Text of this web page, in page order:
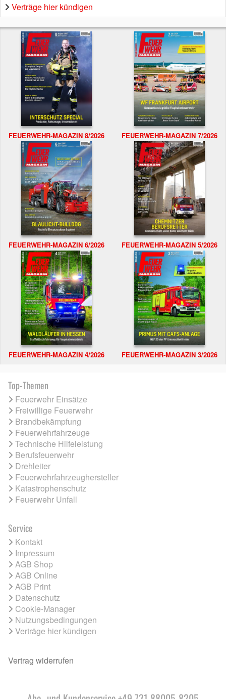
Verträge hier kündigen
FEUERWEHR-MAGAZIN 8/2026 FEUERWEHR-MAGAZIN 7/2026
FEUERWEHR-MAGAZIN 6/2026 FEUERWEHR-MAGAZIN 5/2026
FEUERWEHR-MAGAZIN 4/2026 FEUERWEHR-MAGAZIN 3/2026
Top-Themen
Feuerwehr Einsätze
Freiwillige Feuerwehr
Brandbekämpfung
Feuerwehrfahrzeuge
Technische Hilfeleistung
Berufsfeuerwehr
Drehleiter
Feuerwehrfahrzeughersteller
Katastrophenschutz
Feuerwehr Unfall
Service
Kontakt
Impressum
AGB Shop
AGB Online
AGB Print
Datenschutz
Cookie-Manager
Nutzungsbedingungen
Verträge hier kündigen
Vertrag widerrufen